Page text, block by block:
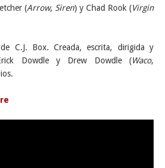
(Arrow, Siren) y Chad Rook (Virgin
C.J. Box. Creada, escrita, dirigida y
Dowdle y Drew Dowdle (Waco,